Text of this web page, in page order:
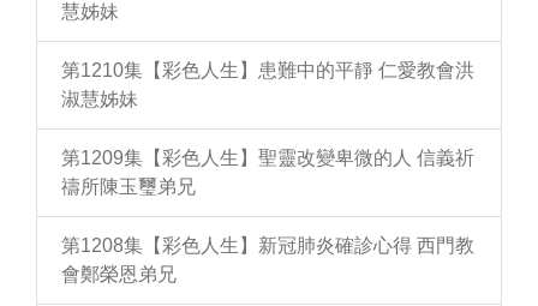
慧姊妹
第1210集【彩色人生】患難中的平靜 仁愛教會洪
淑慧姊妹
第1209集【彩色人生】聖靈改變卑微的人 信義祈
禱所陳玉璽弟兄
第1208集【彩色人生】新冠肺炎確診心得 西門教
會鄭榮恩弟兄